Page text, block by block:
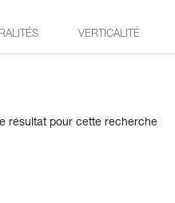
VERTICALITÉ
résultat pour cette recherche